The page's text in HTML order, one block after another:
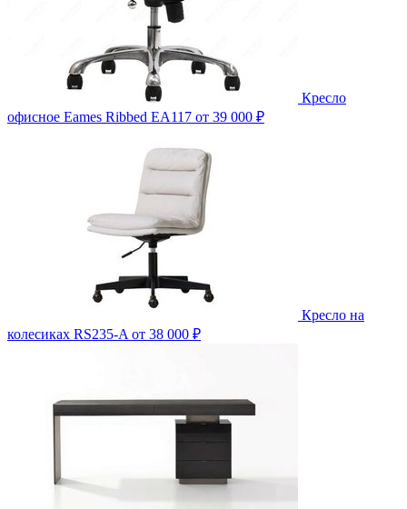
Кресло
офисное Eames Ribbed EA117 от 39 000 ₽
Кресло на
колесиках RS235-A от 38 000 ₽